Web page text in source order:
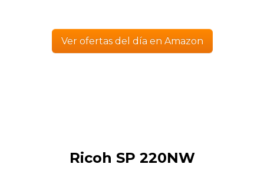
Ver ofertas del día en Amazon
Ricoh SP 220NW